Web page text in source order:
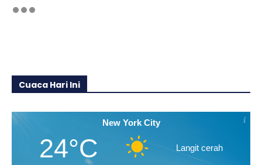
Cuaca Hari Ini
New York City
24°C Langit cerah